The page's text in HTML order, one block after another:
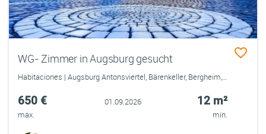
WG- Zimmer in Augsburg gesucht
Habitaciones | Augsburg Antonsviertel, Bärenkeller, Bergheim, Firnhaberau, Göggingen, Hammerschmiede, Haunstetten, Herrenbach, Hochfeld, Hochzoll, Innenstadt, Inningen, Kriegshaber, Lechhausen, Oberhausen, Pfersee, Siebenbrunn, Spickel, Universitätsviertel
650 €
máx.
01.09.2026 12 m²
mín.